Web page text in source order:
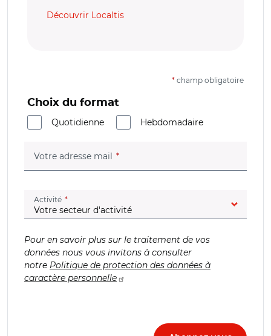
Découvrir Localtis
* champ obligatoire
Choix du format
Quotidienne
Hebdomadaire
Votre adresse mail (champ obligatoire)
Activité (champ obligatoire)
Pour en savoir plus sur le traitement de vos
données nous vous invitons à consulter
notre Politique de protection des données à
caractère personnelle